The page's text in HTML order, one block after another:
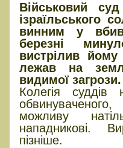
Військовий
ізраїльського
винним у
березні
вистрілив
лежав на
видимої загрози.
Колегія
можливу
нападникові.
пізніше.